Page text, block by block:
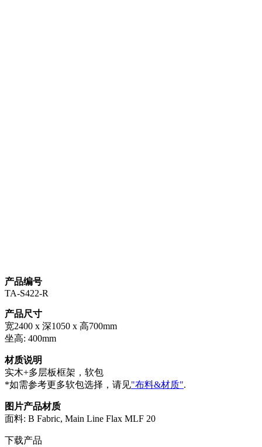
产品编号
TA-S422-R
产品尺寸
宽2400 x 深1050 x 高700mm
坐高: 400mm
材质说明
实木+多层板框架，软包
*如需参考更多软包选择，请见"布料&材质".
图片产品材质
面料: B Fabric, Main Line Flax MLF 20
下载产品